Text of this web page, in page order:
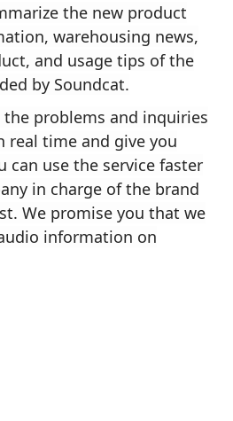
the new product
warehousing news,
and usage tips of the
by Soundcat.
the problems and inquiries
real time and give you
can use the service faster
in charge of the brand
We promise you that we
information on